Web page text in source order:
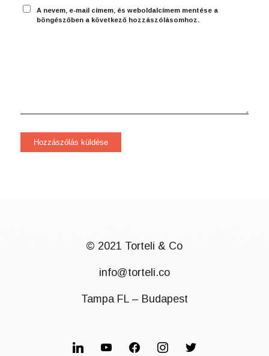
A nevem, e-mail címem, és weboldalcímem mentése a
böngészőben a következő hozzászólásomhoz.
© 2021 Torteli & Co
info@torteli.co
Tampa FL – Budapest